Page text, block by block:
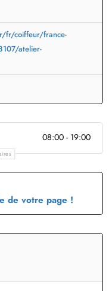
fr/coiffeur/france-
atelier-
08:00 - 19:00
de votre page !